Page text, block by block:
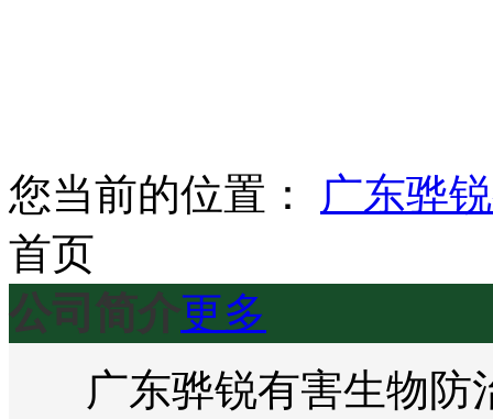
您当前的位置：
广东骅
首页
公司简介更多
广东骅锐有害生物防